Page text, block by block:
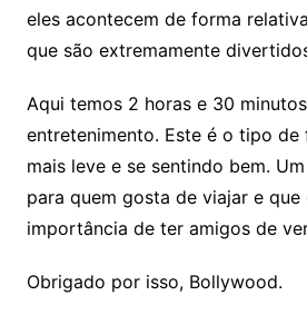
eles acontecem de forma
que são extremamente
Aqui temos 2 horas e 30
entretenimento. Este é o tipo de
mais leve e se sentindo bem.
para quem gosta de viajar e que
importância de ter amigos de
Obrigado por isso, Bollywood.